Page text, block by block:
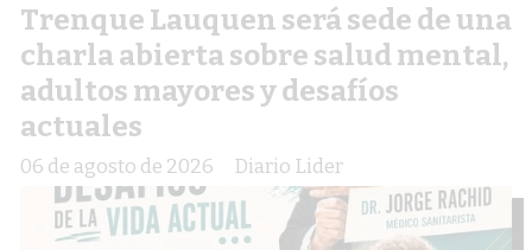
Trenque Lauquen será sede de una
charla abierta sobre salud mental,
adultos mayores y desafíos
actuales
Diario Lider
06 de agosto de 2026